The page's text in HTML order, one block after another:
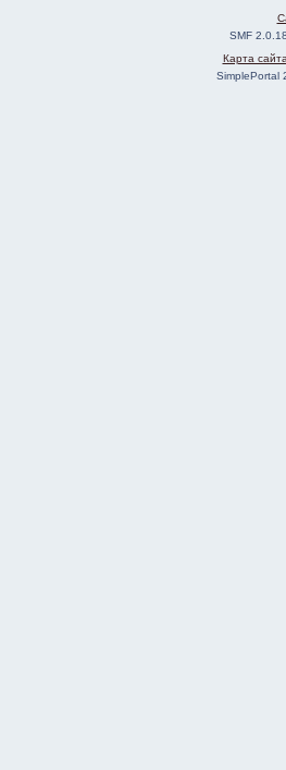
SMF
Карта
SimplePortal